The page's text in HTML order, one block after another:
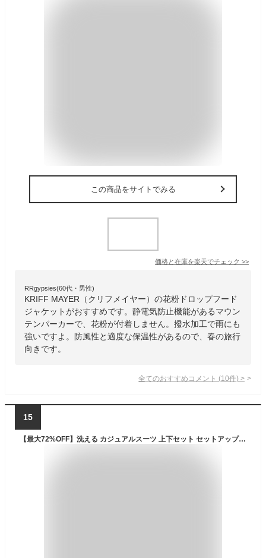
この商品をサイトでみる
価格と在庫を楽天でチェック >>
RRgypsies(60代・男性)
KRIFF MAYER（クリフメイヤー）の花粉ドロップフード
ジャケットがおすすめです。静電気防止機能があるマウン
テンパーカーで、花粉が付着しません。撥水加工で雨にも
強いですよ。防風性と適度な保温性があるので、春の旅行
向きです。
全てのおすすめコメント (10件) >
15
【最大72%OFF】洗える カジュアルスーツ 上下セット セットアップ メンズ スーツ テーラードジャケット ストレッチ ジャケット テーパードパンツ ジャージ素材 洗濯機 通勤 仕事 ビジネス カジュアル アウター ボトムス 20代 30代 40代 春服 春 春夏 大きいサイズ